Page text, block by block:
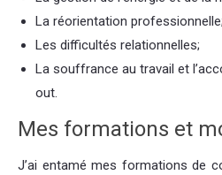
La réorientation professionnelle;
Les difficultés relationnelles;
La souffrance au travail et
out.
Mes formations et
J’ai entamé mes formations de